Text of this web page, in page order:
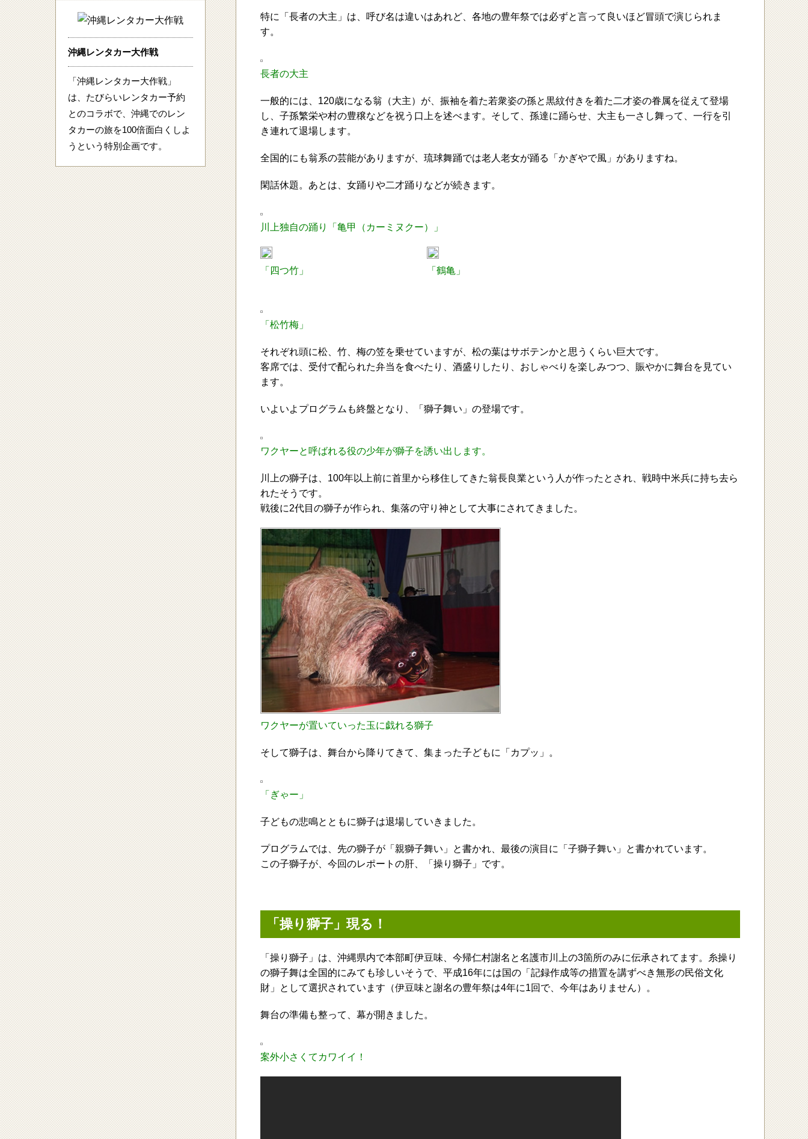
特に「長者の大主」は、呼び名は違いはあれど、各地の豊年祭では必ずと言って良いほど冒頭で演じられま
す。
長者の大主
一般的には、120歳になる翁（大主）が、振袖を着た若衆姿の孫と黒紋付きを着た二才姿の眷属を従えて登場
し、子孫繁栄や村の豊穣などを祝う口上を述べます。そして、孫達に踊らせ、大主も一さし舞って、一行を引
き連れて退場します。
全国的にも翁系の芸能がありますが、琉球舞踊では老人老女が踊る「かぎやで風」がありますね。
閑話休題。あとは、女踊りや二才踊りなどが続きます。
川上独自の踊り「亀甲（カーミヌクー）」
「四つ竹」 「鶴亀」
「松竹梅」
それぞれ頭に松、竹、梅の笠を乗せていますが、松の葉はサボテンかと思うくらい巨大です。
客席では、受付で配られた弁当を食べたり、酒盛りしたり、おしゃべりを楽しみつつ、賑やかに舞台を見てい
ます。
いよいよプログラムも終盤となり、「獅子舞い」の登場です。
ワクヤーと呼ばれる役の少年が獅子を誘い出します。
川上の獅子は、100年以上前に首里から移住してきた翁長良業という人が作ったとされ、戦時中米兵に持ち去ら
れたそうです。
戦後に2代目の獅子が作られ、集落の守り神として大事にされてきました。
ワクヤーが置いていった玉に戯れる獅子
そして獅子は、舞台から降りてきて、集まった子どもに「カプッ」。
「ぎゃー」
子どもの悲鳴とともに獅子は退場していきました。
プログラムでは、先の獅子が「親獅子舞い」と書かれ、最後の演目に「子獅子舞い」と書かれています。
この子獅子が、今回のレポートの肝、「操り獅子」です。
「操り獅子」現る！
「操り獅子」は、沖縄県内で本部町伊豆味、今帰仁村謝名と名護市川上の3箇所のみに伝承されてます。糸操り
の獅子舞は全国的にみても珍しいそうで、平成16年には国の「記録作成等の措置を講ずべき無形の民俗文化
財」として選択されています（伊豆味と謝名の豊年祭は4年に1回で、今年はありません）。
舞台の準備も整って、幕が開きました。
案外小さくてカワイイ！
沖縄レンタカー大作戦
「沖縄レンタカー大作戦」
は、たびらいレンタカー予約
とのコラボで、沖縄でのレン
タカーの旅を100倍面白くしよ
うという特別企画です。